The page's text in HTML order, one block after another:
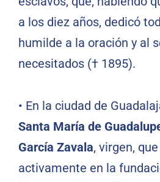
a los diez años, dedicó
humilde a la oración y al
necesitados († 1895).
• En la ciudad de
Santa María de
García Zavala, virgen,
activamente en la